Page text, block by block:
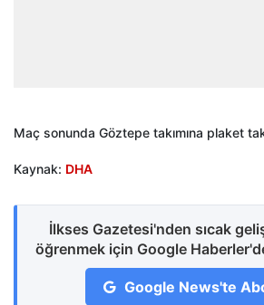
Maç sonunda Göztepe takımına plaket
Kaynak: DHA
İlkses Gazetesi'nden sıcak
öğrenmek için Google
Google News'te